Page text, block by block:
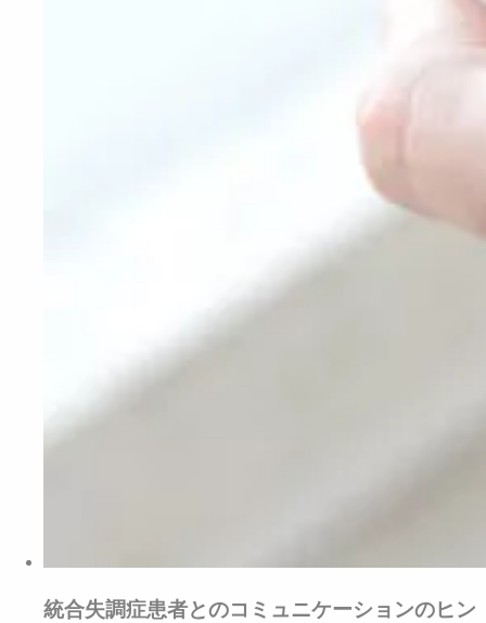
統合失調症患者とのコミュニケーションのヒン